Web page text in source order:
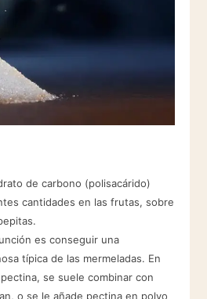
de carbono (polisacárido)
cantidades en las frutas, sobre
es conseguir una
típica de las mermeladas. En
se suele combinar con
o se le añade pectina en polvo